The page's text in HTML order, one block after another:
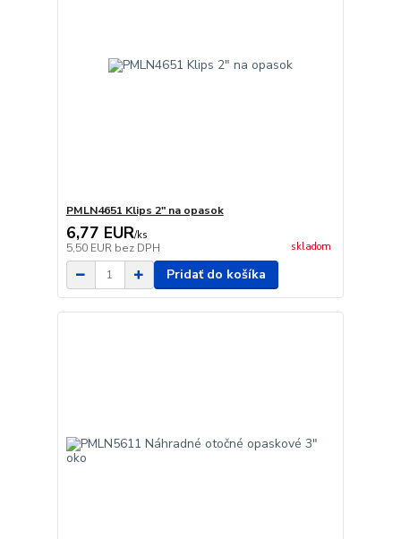
PMLN4651 Klips 2" na opasok
6,77 EUR/ks
5,50 EUR bez DPH skladom
Pridať do košíka